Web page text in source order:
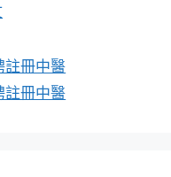
註冊中醫
註冊中醫